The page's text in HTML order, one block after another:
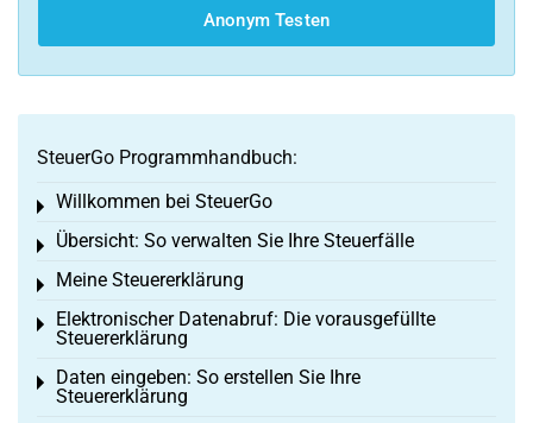
Anonym Testen
SteuerGo Programmhandbuch:
Willkommen bei SteuerGo
Toggle menu
Übersicht: So verwalten Sie Ihre Steuerfälle
Toggle menu
Meine Steuererklärung
Toggle menu
Elektronischer Datenabruf: Die vorausgefüllte
Steuererklärung
Toggle menu
Daten eingeben: So erstellen Sie Ihre
Steuererklärung
Toggle menu